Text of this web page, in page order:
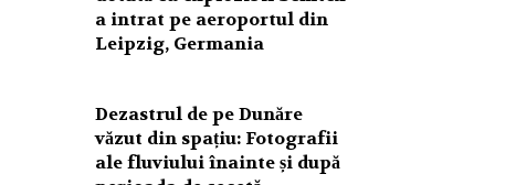
a intrat pe aeroportul din
Leipzig, Germania
Dezastrul de pe Dunăre
văzut din spațiu: Fotografii
ale fluviului înainte și după